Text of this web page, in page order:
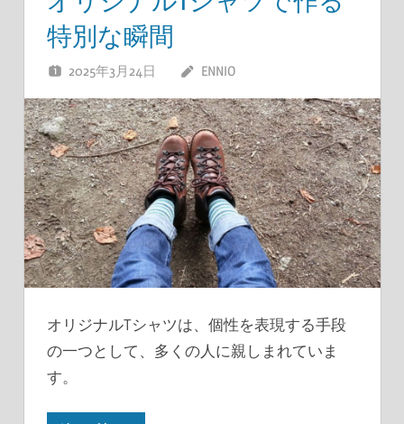
特別な瞬間
2025年3月24日 ENNIO
オリジナルTシャツは、個性を表現する手段
の一つとして、多くの人に親しまれていま
す。